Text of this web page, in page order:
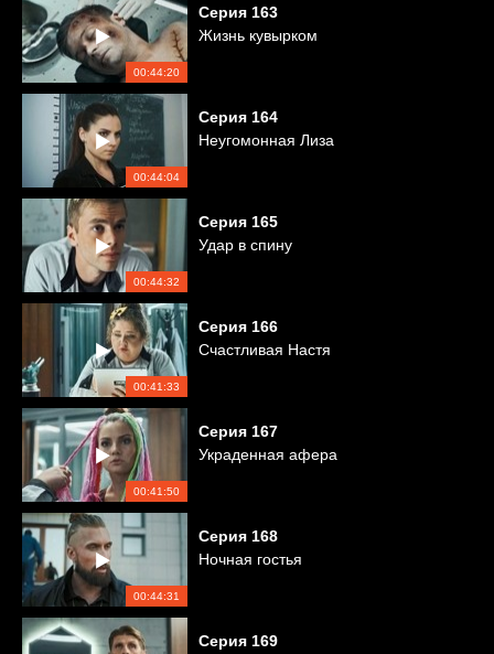
00:44:20
Серия 163
Жизнь кувырком
00:44:04
Серия 164
Неугомонная Лиза
00:44:32
Серия 165
Удар в спину
00:41:33
Серия 166
Счастливая Настя
00:41:50
Серия 167
Украденная афера
00:44:31
Серия 168
Ночная гостья
Серия 169